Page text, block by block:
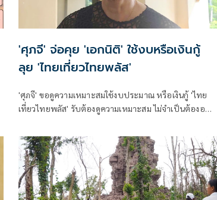
'ศุภจี' จ่อคุย 'เอกนิติ' ใช้งบหรือเงินกู้
ลุย 'ไทยเที่ยวไทยพลัส'
'ศุภจี' ขอดูความเหมาะสมใช้งบประมาณ หรือเงินกู้ 'ไทย
เที่ยวไทยพลัส' รับต้องดูความเหมาะสม ไม่จำเป็นต้องออก